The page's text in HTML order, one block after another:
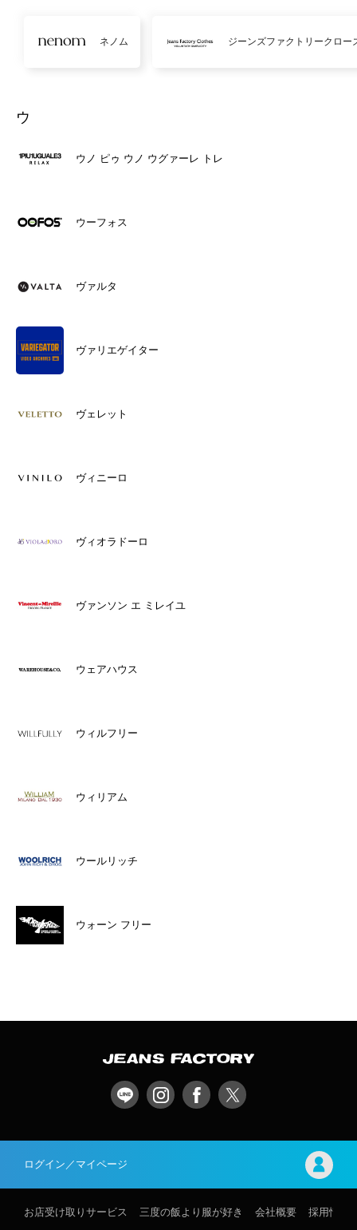
ネノム ジーンズファクトリークロー
ウ
ウノ ピゥ ウノ ウグァーレ トレ
ウーフォス
ヴァルタ
ヴァリエゲイター
ヴェレット
ヴィニーロ
ヴィオラドーロ
ヴァンソン エ ミレイユ
ウェアハウス
ウィルフリー
ウィリアム
ウールリッチ
ウォーン フリー
ログイン／マイページ
お店受け取りサービス 三度の飯より服が好き 会社概要 採用情報